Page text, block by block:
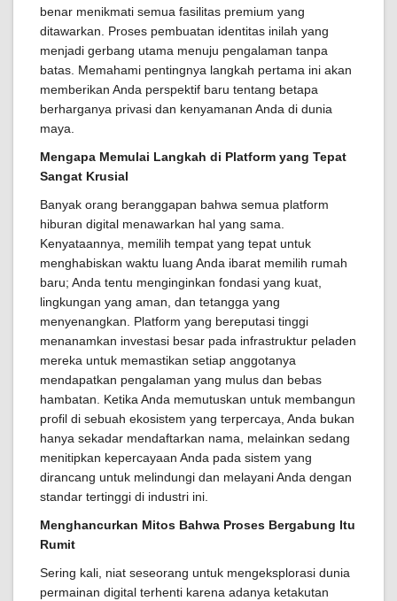
benar menikmati semua fasilitas premium yang
ditawarkan. Proses pembuatan identitas inilah yang
menjadi gerbang utama menuju pengalaman tanpa
batas. Memahami pentingnya langkah pertama ini akan
memberikan Anda perspektif baru tentang betapa
berharganya privasi dan kenyamanan Anda di dunia
maya.
Mengapa Memulai Langkah di Platform yang Tepat
Sangat Krusial
Banyak orang beranggapan bahwa semua platform
hiburan digital menawarkan hal yang sama.
Kenyataannya, memilih tempat yang tepat untuk
menghabiskan waktu luang Anda ibarat memilih rumah
baru; Anda tentu menginginkan fondasi yang kuat,
lingkungan yang aman, dan tetangga yang
menyenangkan. Platform yang bereputasi tinggi
menanamkan investasi besar pada infrastruktur peladen
mereka untuk memastikan setiap anggotanya
mendapatkan pengalaman yang mulus dan bebas
hambatan. Ketika Anda memutuskan untuk membangun
profil di sebuah ekosistem yang terpercaya, Anda bukan
hanya sekadar mendaftarkan nama, melainkan sedang
menitipkan kepercayaan Anda pada sistem yang
dirancang untuk melindungi dan melayani Anda dengan
standar tertinggi di industri ini.
Menghancurkan Mitos Bahwa Proses Bergabung Itu
Rumit
Sering kali, niat seseorang untuk mengeksplorasi dunia
permainan digital terhenti karena adanya ketakutan